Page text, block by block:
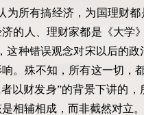
为所有搞经济，为国理财都
济的人、理财家都是《大学
这种错误观念对宋以后的政
。殊不知，所有这一切，
者以财发身”的背景下讲的，
相辅相成，而非截然对立。